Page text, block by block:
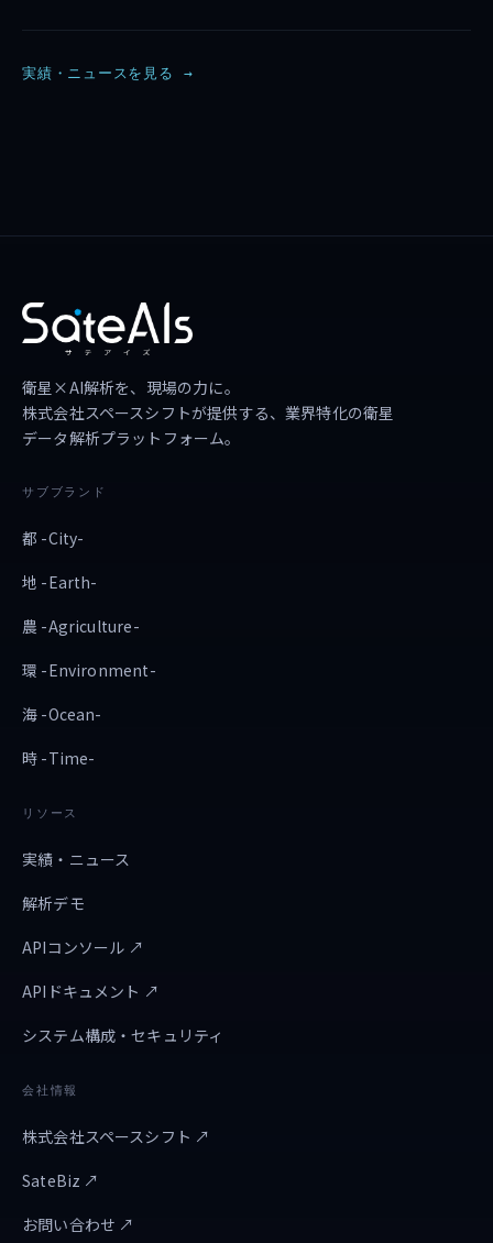
実績・ニュースを見る →
衛星×AI解析を、現場の力に。
株式会社スペースシフトが提供する、業界特化の衛星
データ解析プラットフォーム。
サブブランド
都 -City-
地 -Earth-
農 -Agriculture-
環 -Environment-
海 -Ocean-
時 -Time-
リソース
実績・ニュース
解析デモ
APIコンソール ↗
APIドキュメント ↗
システム構成・セキュリティ
会社情報
株式会社スペースシフト ↗
SateBiz ↗
お問い合わせ ↗